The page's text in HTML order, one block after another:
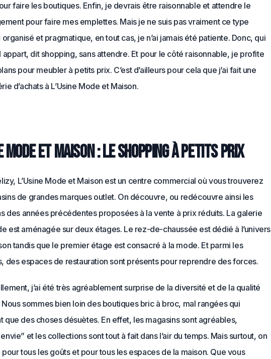
faire les boutiques. Enfin, je devrais être raisonnable et attendre le
pour faire mes emplettes. Mais je ne suis pas vraiment ce type
organisé et pragmatique, en tout cas, je n’ai jamais été patiente. Donc, qui
appart, dit shopping, sans attendre. Et pour le côté raisonnable, je profite
pour meubler à petits prix. C’est d’ailleurs pour cela que j’ai fait une
d’achats à L’Usine Mode et Maison.
Mode et Maison : le shopping à petits prix
L’Usine Mode et Maison est un centre commercial où vous trouverez
de grandes marques outlet. On découvre, ou redécouvre ainsi les
des années précédentes proposées à la vente à prix réduits. La galerie
est aménagée sur deux étages. Le rez-de-chaussée est dédié à l’univers
tandis que le premier étage est consacré à la mode. Et parmi les
des espaces de restauration sont présents pour reprendre des forces.
j’ai été très agréablement surprise de la diversité et de la qualité
Nous sommes bien loin des boutiques bric à broc, mal rangées qui
que des choses désuètes. En effet, les magasins sont agréables,
et les collections sont tout à fait dans l’air du temps. Mais surtout, on
tous les goûts et pour tous les espaces de la maison. Que vous